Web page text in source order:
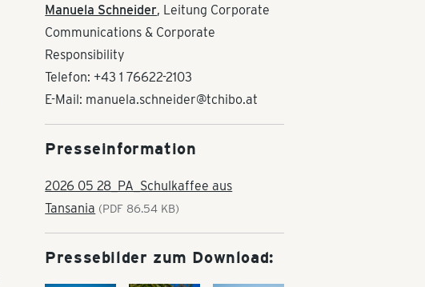
Manuela Schneider, Leitung Corporate
Communications & Corporate
Responsibility
Telefon: +43 1 76622-2103
E-Mail: manuela.schneider@tchibo.at
Presseinformation
2026 05 28_PA_Schulkaffee aus
Tansania (PDF 86.54 KB)
Pressebilder zum Download: